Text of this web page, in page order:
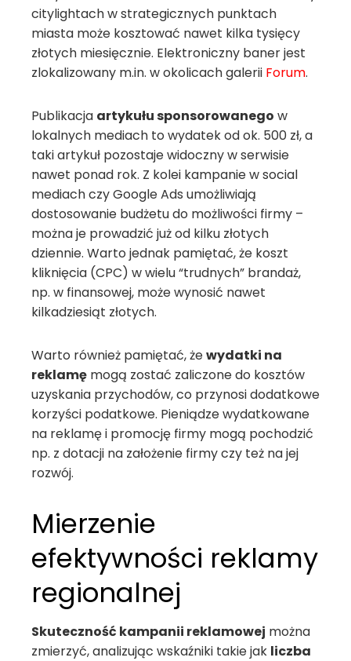
citylightach w strategicznych punktach
miasta może kosztować nawet kilka tysięcy
złotych miesięcznie. Elektroniczny baner jest
zlokalizowany m.in. w okolicach galerii Forum.
Publikacja artykułu sponsorowanego w
lokalnych mediach to wydatek od ok. 500 zł, a
taki artykuł pozostaje widoczny w serwisie
nawet ponad rok. Z kolei kampanie w social
mediach czy Google Ads umożliwiają
dostosowanie budżetu do możliwości firmy –
można je prowadzić już od kilku złotych
dziennie. Warto jednak pamiętać, że koszt
kliknięcia (CPC) w wielu “trudnych” brandaż,
np. w finansowej, może wynosić nawet
kilkadziesiąt złotych.
Warto również pamiętać, żewydatki na
reklamę mogą zostać zaliczone do kosztów
uzyskania przychodów, co przynosi dodatkowe
korzyści podatkowe. Pieniądze wydatkowane
na reklamę i promocję firmy mogą pochodzić
np. z dotacji na założenie firmy czy też na jej
rozwój.
Mierzenie
efektywności reklamy
regionalnej
Skuteczność kampanii reklamowej można
zmierzyć, analizując wskaźniki takie jak liczba